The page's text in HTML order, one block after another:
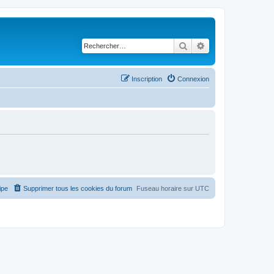
Rechercher
Connexion
Inscription
Fuseau horaire sur UTC
Supprimer tous les cookies du forum